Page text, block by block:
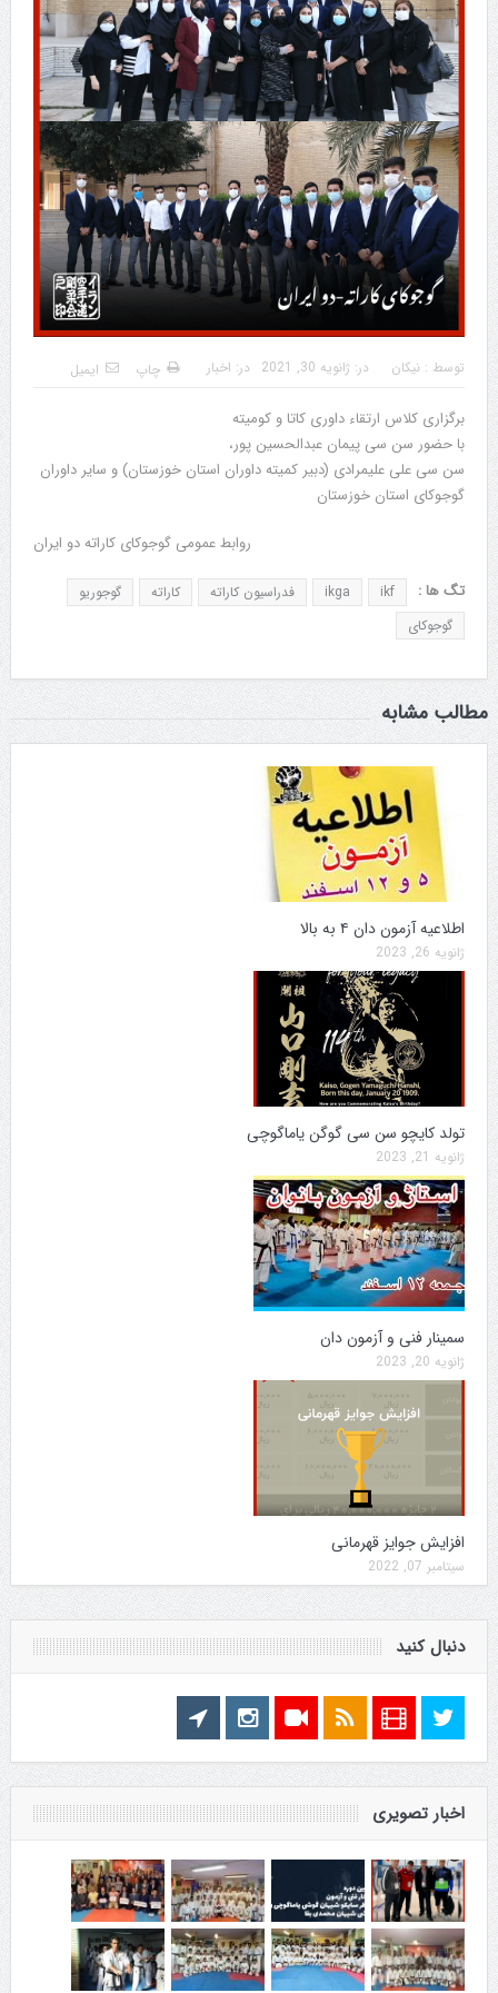
توسط : نیکان در: ژانویه 30, 2021 در: اخبار چاپ ایمیل
برگزاری کلاس ارتقاء داوری کاتا و کومیته
با حضور سن سی پیمان عبدالحسین پور،
سن سی علی علیمرادی (دبیر کمیته داوران استان خوزستان) و سایر داوران
گوجوکای استان خوزستان
روابط عمومی گوجوکای کاراته دو ایران
تگ ها : ikf
ikga فدراسیون کاراته کاراته
گوجوریو
گوجوکای
مطالب مشابه
اطلاعیه آزمون دان ۴ به بالا
ژانویه 26, 2023
تولد کایچو سن سی گوگن یاماگوچی
ژانویه 21, 2023
سمینار فنی و آزمون دان
ژانویه 20, 2023
افزایش جوایز قهرمانی
سپتامبر 07, 2022
دنبال کنید
اخبار تصویری